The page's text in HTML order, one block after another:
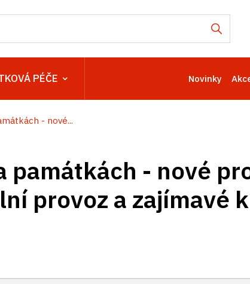
PÉČE Novinky
- nové...
památkách - nové
provoz a zajímavé